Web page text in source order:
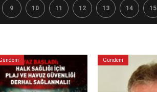
9 10 11 12 13 14 15
Gündem